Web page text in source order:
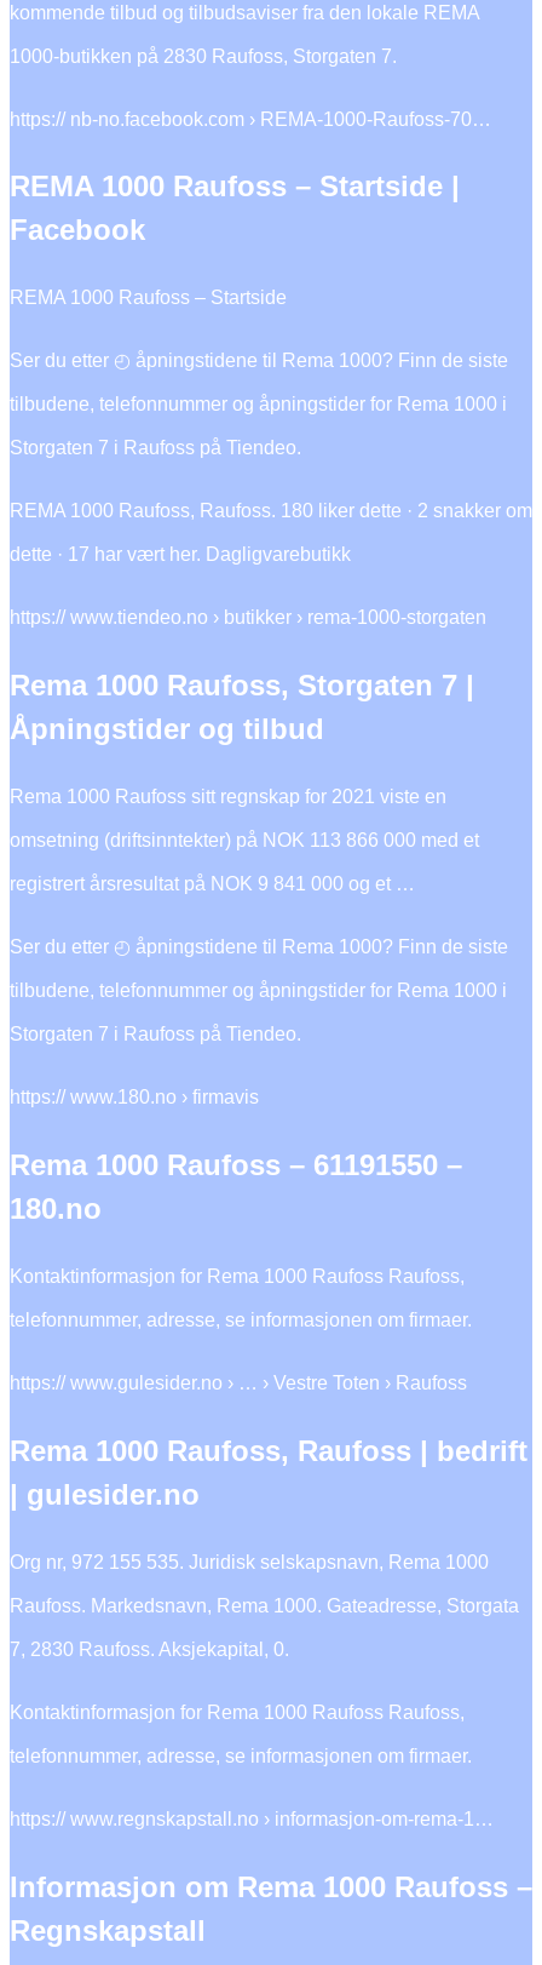
kommende tilbud og tilbudsaviser fra den lokale REMA
1000-butikken på 2830 Raufoss, Storgaten 7.
https:// nb-no.facebook.com › REMA-1000-Raufoss-70…
REMA 1000 Raufoss – Startside |
Facebook
REMA 1000 Raufoss – Startside
Ser du etter ◴ åpningstidene til Rema 1000? Finn de siste
tilbudene, telefonnummer og åpningstider for Rema 1000 i
Storgaten 7 i Raufoss på Tiendeo.
REMA 1000 Raufoss, Raufoss. 180 liker dette · 2 snakker om
dette · 17 har vært her. Dagligvarebutikk
https:// www.tiendeo.no › butikker › rema-1000-storgaten
Rema 1000 Raufoss, Storgaten 7 |
Åpningstider og tilbud
Rema 1000 Raufoss sitt regnskap for 2021 viste en
omsetning (driftsinntekter) på NOK 113 866 000 med et
registrert årsresultat på NOK 9 841 000 og et …
Ser du etter ◴ åpningstidene til Rema 1000? Finn de siste
tilbudene, telefonnummer og åpningstider for Rema 1000 i
Storgaten 7 i Raufoss på Tiendeo.
https:// www.180.no › firmavis
Rema 1000 Raufoss – 61191550 –
180.no
Kontaktinformasjon for Rema 1000 Raufoss Raufoss,
telefonnummer, adresse, se informasjonen om firmaer.
https:// www.gulesider.no › … › Vestre Toten › Raufoss
Rema 1000 Raufoss, Raufoss | bedrift
| gulesider.no
Org nr, 972 155 535. Juridisk selskapsnavn, Rema 1000
Raufoss. Markedsnavn, Rema 1000. Gateadresse, Storgata
7, 2830 Raufoss. Aksjekapital, 0.
Kontaktinformasjon for Rema 1000 Raufoss Raufoss,
telefonnummer, adresse, se informasjonen om firmaer.
https:// www.regnskapstall.no › informasjon-om-rema-1…
Informasjon om Rema 1000 Raufoss –
Regnskapstall